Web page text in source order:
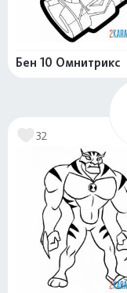
Бен 10 Омнитрикс
32